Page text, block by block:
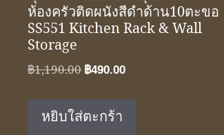
ห้องครัวติดผนังสีดำด้าน10ตะขอ
SS551 Kitchen Rack & Wall
Storage
฿1,190.00 Original
฿1,190.00.
฿490.00Current
หยิบใส่ตะกร้า